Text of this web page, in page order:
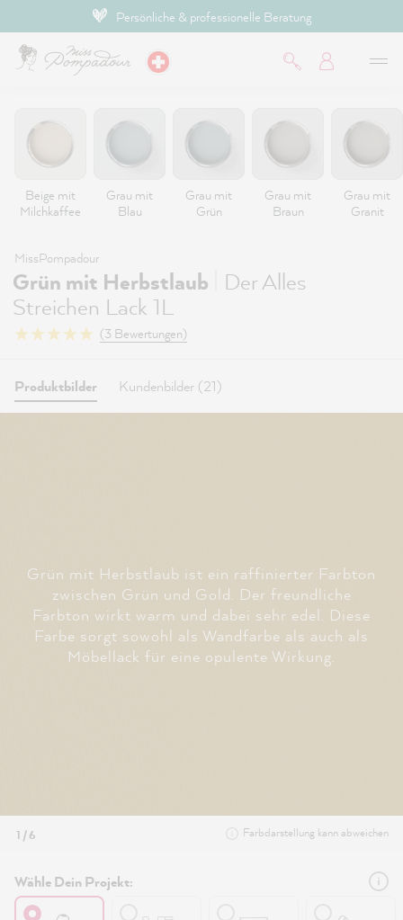
springen Persönliche & professionelle Beratung
Beige mit
Milchkaffee
Grau mit
Blau
Grau mit
Grün
Grau mit
Braun
Grau mit
Granit
MissPompadour
Grün mit Herbstlaub
Der Alles
Streichen Lack 1L
(3 Bewertungen)
Produktbilder Kundenbilder (21)
Grün mit Herbstlaub ist ein raffinierter Farbton
zwischen Grün und Gold. Der freundliche
Farbton wirkt warm und dabei sehr edel. Diese
Farbe sorgt sowohl als Wandfarbe als auch als
Möbellack für eine opulente Wirkung.
1 / 6 Farbdarstellung kann abweichen
Wähle Dein Projekt: